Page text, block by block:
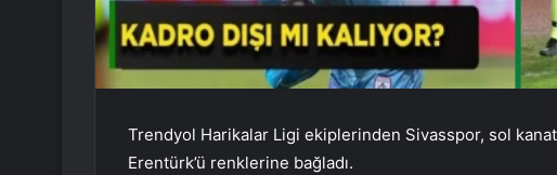
Trendyol Harikalar Ligi ekiplerinden Sivasspor, sol
Erentürk’ü renklerine bağladı.